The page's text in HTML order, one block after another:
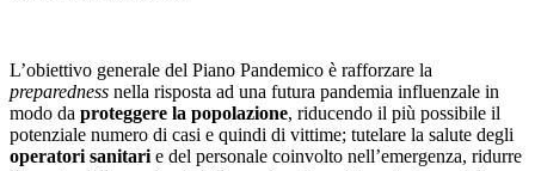
L’obiettivo generale del Piano Pandemico è rafforzare la
preparedness nella risposta ad una futura pandemia influenzale in
modo da proteggere la popolazione, riducendo il più possibile il
potenziale numero di casi e quindi di vittime; tutelare la salute degli
operatori sanitari e del personale coinvolto nell’emergenza, ridurre